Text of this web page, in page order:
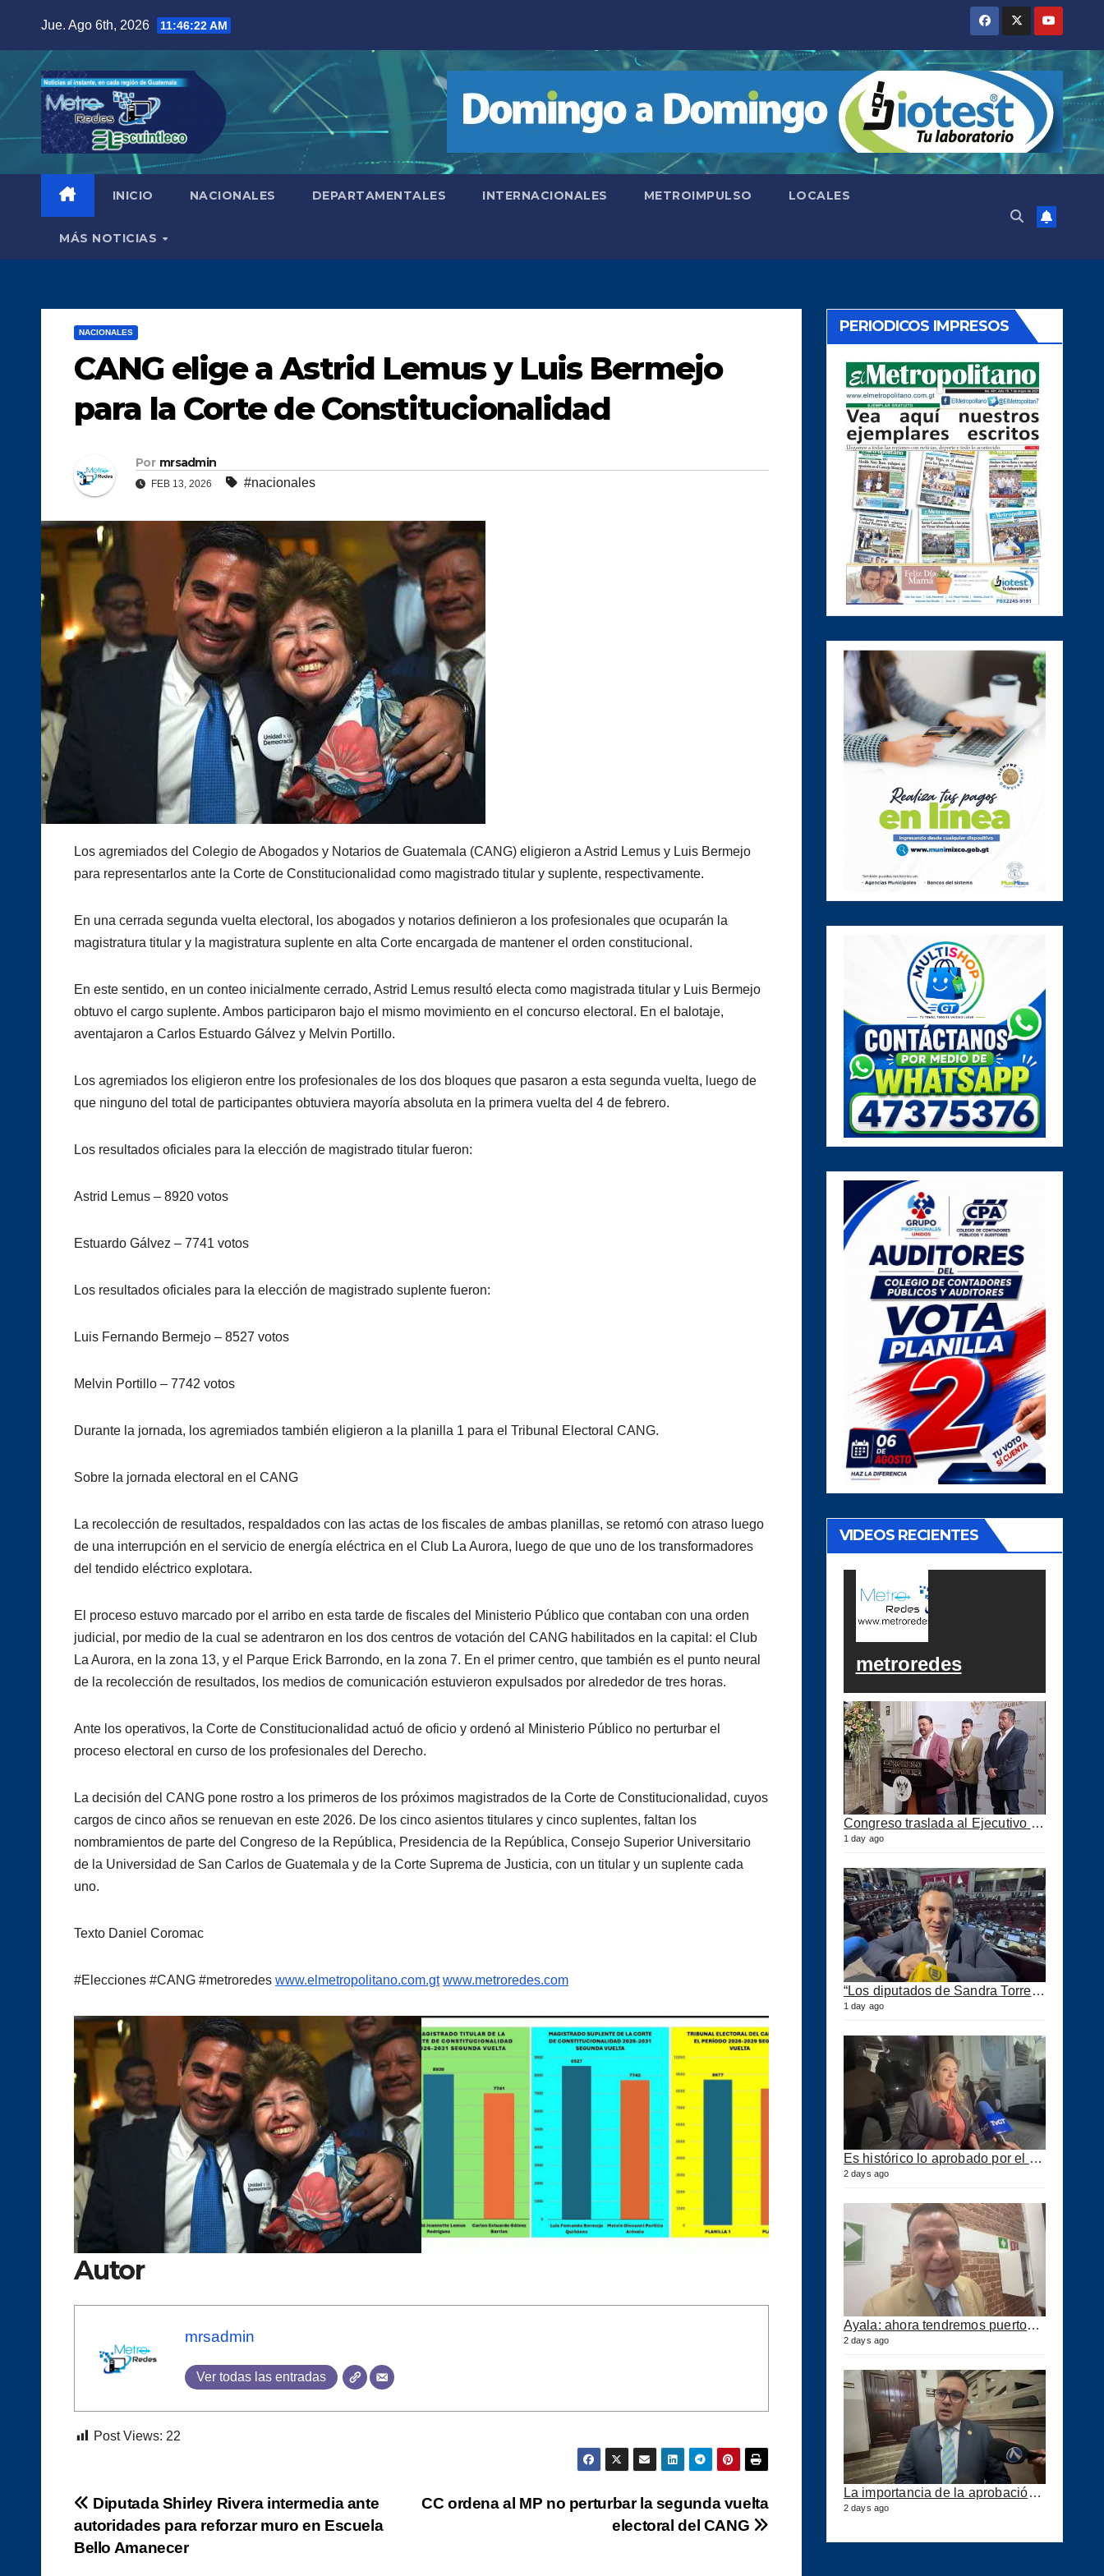
contenido
Jue. Ago 6th, 2026 11:46:23 AM
INICIO NACIONALES DEPARTAMENTALES INTERNACIONALES METROIMPULSO LOCALES
MÁS NOTICIAS
NACIONALES
CANG elige a Astrid Lemus y Luis Bermejo
para la Corte de Constitucionalidad
Por mrsadmin
FEB 13, 2026 #nacionales
Los agremiados del Colegio de Abogados y Notarios de Guatemala (CANG) eligieron a Astrid Lemus y Luis Bermejo
para representarlos ante la Corte de Constitucionalidad como magistrado titular y suplente, respectivamente.
En una cerrada segunda vuelta electoral, los abogados y notarios definieron a los profesionales que ocuparán la
magistratura titular y la magistratura suplente en alta Corte encargada de mantener el orden constitucional.
En este sentido, en un conteo inicialmente cerrado, Astrid Lemus resultó electa como magistrada titular y Luis Bermejo
obtuvo el cargo suplente. Ambos participaron bajo el mismo movimiento en el concurso electoral. En el balotaje,
aventajaron a Carlos Estuardo Gálvez y Melvin Portillo.
Los agremiados los eligieron entre los profesionales de los dos bloques que pasaron a esta segunda vuelta, luego de
que ninguno del total de participantes obtuviera mayoría absoluta en la primera vuelta del 4 de febrero.
Los resultados oficiales para la elección de magistrado titular fueron:
Astrid Lemus – 8920 votos
Estuardo Gálvez – 7741 votos
Los resultados oficiales para la elección de magistrado suplente fueron:
Luis Fernando Bermejo – 8527 votos
Melvin Portillo – 7742 votos
Durante la jornada, los agremiados también eligieron a la planilla 1 para el Tribunal Electoral CANG.
Sobre la jornada electoral en el CANG
La recolección de resultados, respaldados con las actas de los fiscales de ambas planillas, se retomó con atraso luego
de una interrupción en el servicio de energía eléctrica en el Club La Aurora, luego de que uno de los transformadores
del tendido eléctrico explotara.
El proceso estuvo marcado por el arribo en esta tarde de fiscales del Ministerio Público que contaban con una orden
judicial, por medio de la cual se adentraron en los dos centros de votación del CANG habilitados en la capital: el Club
La Aurora, en la zona 13, y el Parque Erick Barrondo, en la zona 7. En el primer centro, que también es el punto neural
de la recolección de resultados, los medios de comunicación estuvieron expulsados por alrededor de tres horas.
Ante los operativos, la Corte de Constitucionalidad actuó de oficio y ordenó al Ministerio Público no perturbar el
proceso electoral en curso de los profesionales del Derecho.
La decisión del CANG pone rostro a los primeros de los próximos magistrados de la Corte de Constitucionalidad, cuyos
cargos de cinco años se renuevan en este 2026. De los cinco asientos titulares y cinco suplentes, faltan los
nombramientos de parte del Congreso de la República, Presidencia de la República, Consejo Superior Universitario
de la Universidad de San Carlos de Guatemala y de la Corte Suprema de Justicia, con un titular y un suplente cada
uno.
Texto Daniel Coromac
#Elecciones #CANG #metroredes www.elmetropolitano.com.gt www.metroredes.com
Autor
mrsadmin
Ver todas las entradas
Post Views: 22
Navegación
de
CC ordena al MP no perturbar la segunda vuelta
electoral del CANG
Diputada Shirley Rivera intermedia ante
autoridades para reforzar muro en Escuela
Bello Amanecer
PERIODICOS IMPRESOS
VIDEOS RECIENTES
metroredes
Congreso traslada al Ejecutivo las reformas a la Ley del IUSI tras firma del Decreto 18-2026
1 day ago
“Los diputados de Sandra Torres lo que quieren es extorsionar” expresa Samuel Pérez
1 day ago
Es histórico lo aprobado por el Congreso ahora se podrán construir puertos privados
2 days ago
Ayala: ahora tendremos puertos eficientes y seguros con esta ley aprobada
2 days ago
La importancia de la aprobación de la ley de puertos
2 days ago